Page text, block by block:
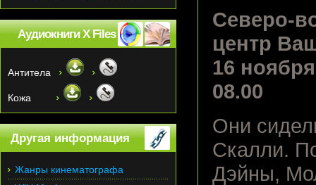
Северо-
центр
16
08.00
Они
Скалли.
Дэйны,
Аудиокниги X Files
Антитела
Кожа
Другая информация
Жанры кинематографа